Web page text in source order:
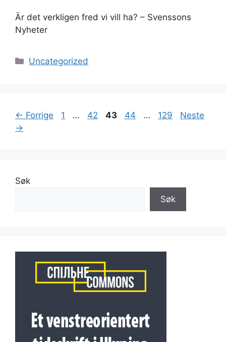
Är det verkligen fred vi vill ha? – Svenssons
Nyheter
Kategorier
Uncategorized
← Forrige Side
1 … Side
42 Side
43 Side
44 … Side
129
Neste
→
Søk
Søk